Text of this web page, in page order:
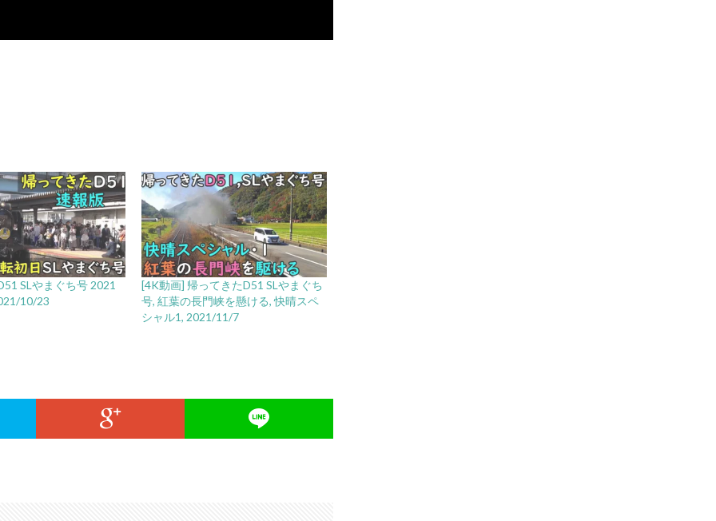
SLやまぐち号 2021
10/23
[4K動画] 帰ってきたD51 SLやまぐち
号, 紅葉の長門峡を懸ける, 快晴スペ
シャル1, 2021/11/7